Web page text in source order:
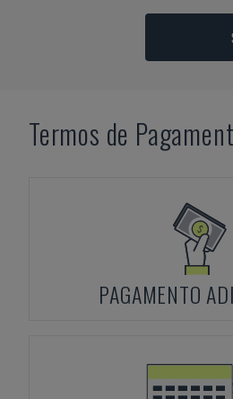
Termos de
PAGAMENTO